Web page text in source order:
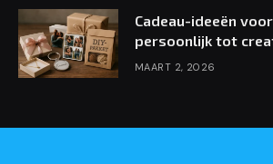
Cadeau-ideeën
persoonlijk tot
MAART 2, 2026